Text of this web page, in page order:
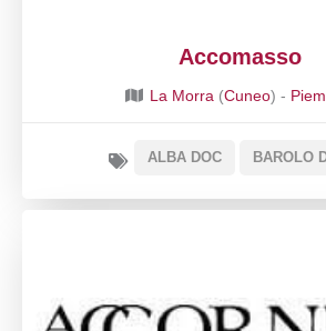
Accomasso
La Morra (Cuneo) -
ALBA DOC BAROLO